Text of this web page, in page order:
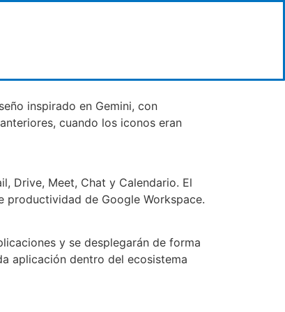
inspirado en Gemini, con
cuando los iconos eran
Drive, Meet, Chat y Calendario. El
productividad de Google Workspace.
y se desplegarán de forma
aplicación dentro del ecosistema